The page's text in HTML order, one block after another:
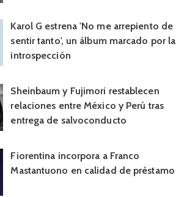
Karol G estrena 'No me arrepiento de
sentir tanto', un álbum marcado por la
introspección
Sheinbaum y Fujimori restablecen
relaciones entre México y Perú tras
entrega de salvoconducto
Fiorentina incorpora a Franco
Mastantuono en calidad de préstamo